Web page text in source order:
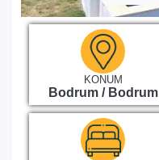
KONUM
Bodrum / Bodrum